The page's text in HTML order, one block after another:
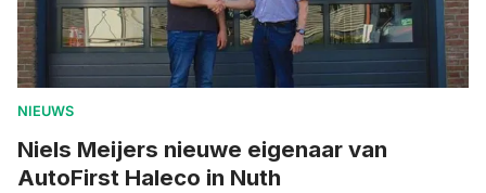
NIEUWS
Niels Meijers nieuwe eigenaar van
AutoFirst Haleco in Nuth